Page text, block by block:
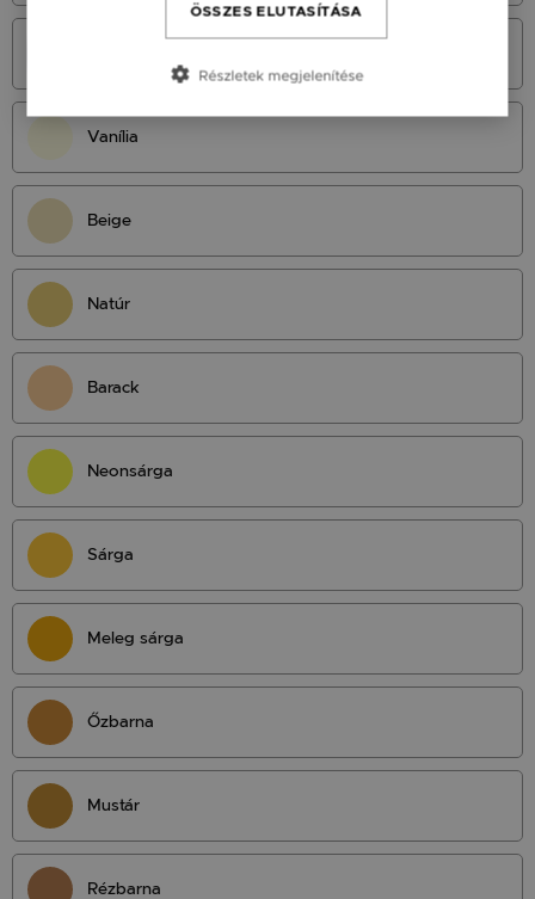
Vanília
Beige
Natúr
Barack
Neonsárga
Sárga
Meleg sárga
Őzbarna
Mustár
Rézbarna
ÖSSZES ELUTASÍTÁSA
Részletek megjelenítése